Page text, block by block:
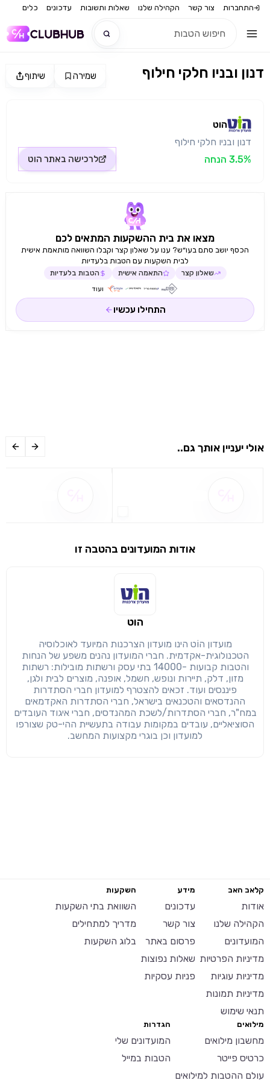
התחברות צור קשר הקהילה שלנו שאלות ותשובות עדכונים כלים
שיתוף
שימו לב!
מימוש הטבה זו ניתן רק לחברי
הבנתי, המשך לאתר
שיתוף שמירה דנון ובניו חלקי חילוף
הוט
דנון ובניו חלקי חילוף
3.5% הנחה
לרכישה באתר הוט
מצאו את בית ההשקעות המתאים לכם
הכסף יושב סתם בעו״ש? ענו על שאלון קצר וקבלו השוואה מותאמת אישית
לבית השקעות עם הטבות בלעדיות
שאלון קצר התאמה אישית הטבות בלעדיות
ועוד
התחילו עכשיו
אולי יעניין אותך גם..
אודות המועדונים בהטבה זו
הוט
מועדון הוֹט הינו מועדון הצרכנות המיועד לאוכלוסיה
הטכנולוגית-אקדמית. חברי המועדון נהנים משפע של הנחות
והטבות קבועות -14000 בתי עסק ורשתות מובילות: רשתות
מזון, דלק, תיירות ונופש, חשמל, אופנה, מוצרים לבית ולגן,
פיננסים ועוד. זכאים להצטרף למועדון חברי הסתדרות
ההנדסאים והטכנאים בישראל, חברי הסתדרות האקדמאים
במח"ר, חברי הסתדרות/לשכת המהנדסים, חברי איגוד העובדים
הסוציאליים, עובדים במקומות עבודה בתעשיית ההי-טק שצורפו
למועדון וכן בוגרי מקצועות המחשב.
קלאב האב
אודות
הקהילה שלנו
המועדונים
מדיניות הפרטיות
מדיניות עוגיות
מדיניות תמונות
תנאי שימוש
מידע
עדכונים
צור קשר
פרסום באתר
שאלות נפוצות
פניות עסקיות
השקעות
השוואת בתי השקעות
מדריך למתחילים
בלוג השקעות
מילואים
מחשבון מילואים
כרטיס פייטר
עולם ההטבות למילואים
הגדרות
המועדונים שלי
הטבות במייל